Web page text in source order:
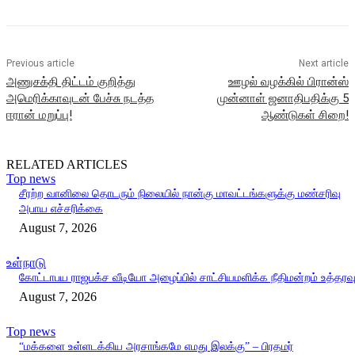
Previous article
அணுசக்தி திட்டம் குறித்து
அமெரிக்காவுடன் பேச்சு நடத்த
ஈரான் மறுப்பு!
Next article
ஊழல் வழக்கில் பிரான்ஸ்
முன்னாள் ஜனாதிபதிக்கு 5
ஆண்டுகள் சிறை!
RELATED ARTICLES
Top news
சீரற்ற வானிலை தொடரும் நிலையில் நான்கு மாவட்டங்களுக்கு மண்சரிவு
அபாய எச்சரிக்கை
August 7, 2026
உள்நாடு
கோட்டாபய ராஜபக்ச வீடியோ அழைப்பில் சாட்சியமளிக்க நீதிமன்றம் உத்தரவு
August 7, 2026
Top news
“மக்களை உள்ளடக்கிய அரசாங்கமே எமது இலக்கு” – பிரதமர்